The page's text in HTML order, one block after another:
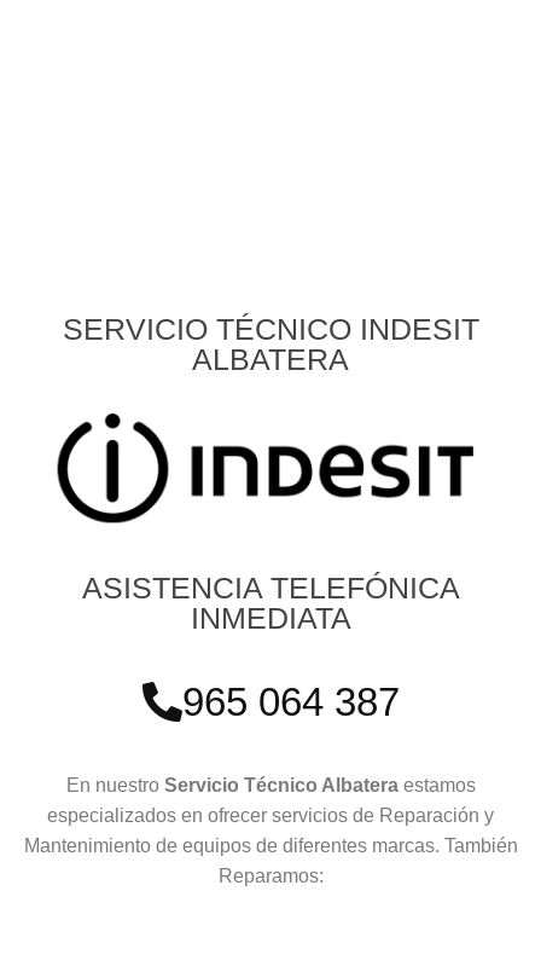
SERVICIO TÉCNICO INDESIT
ALBATERA
ASISTENCIA TELEFÓNICA
INMEDIATA
965 064 387
En nuestro Servicio Técnico Albatera estamos
especializados en ofrecer servicios de Reparación y
Mantenimiento de equipos de diferentes marcas. También
Reparamos: